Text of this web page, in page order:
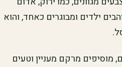
ילדים ומבוגרים כאחד, והוא
מרקם מעניין וטעים